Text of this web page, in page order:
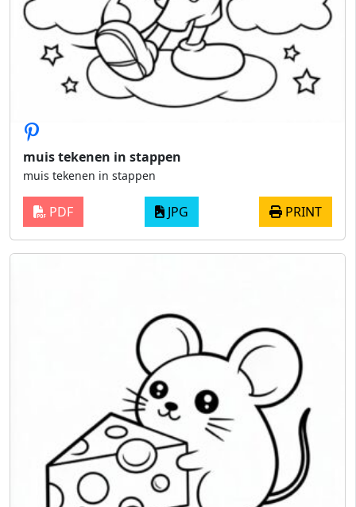
muis tekenen in stappen
muis tekenen in stappen
PDF JPG PRINT